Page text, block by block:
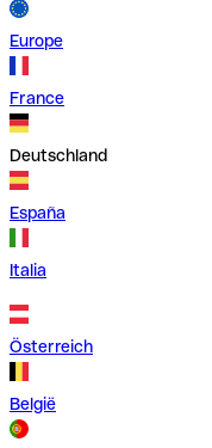
Europe
France
Deutschland
España
Italia
Österreich
België